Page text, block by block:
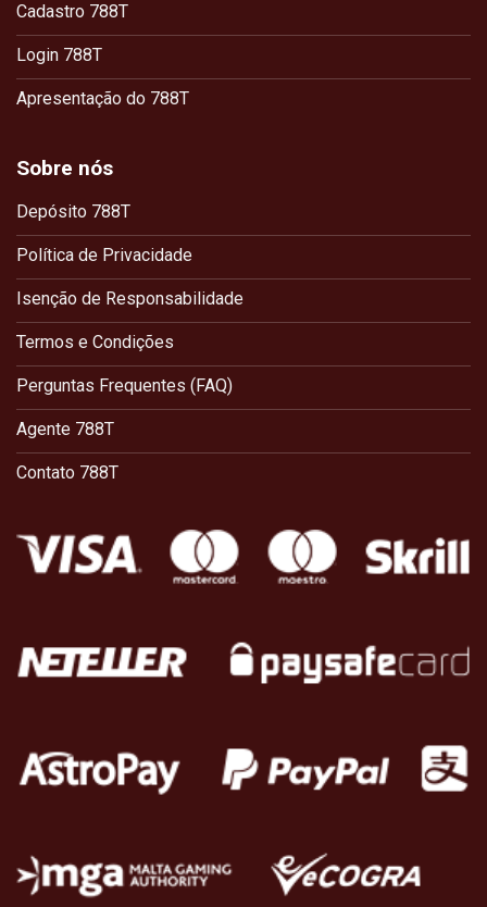
Cadastro 788T
Login 788T
Apresentação do 788T
Sobre nós
Depósito 788T
Política de Privacidade
Isenção de Responsabilidade
Termos e Condições
Perguntas Frequentes (FAQ)
Agente 788T
Contato 788T